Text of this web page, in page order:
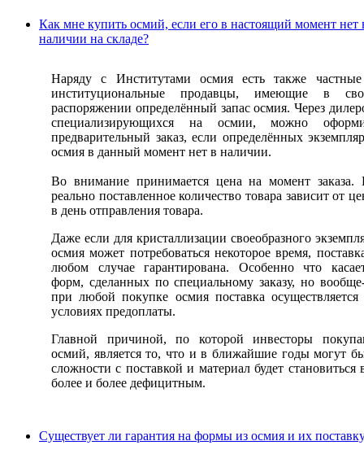
Как мне купить осмий, если его в настоящий момент нет
наличии на складе?
Наряду с Институтами осмия есть также
институциональные продавцы, имеющие в
распоряжении определённый запас осмия. Через
специализирующихся на осмии, можно
предварительный заказ, если определённых
осмия в данный момент нет в наличии.
Во внимание принимается цена на момент заказа.
реально поставленное количество товара зависит от
в день отправления товара.
Даже если для кристаллизации своеобразного
осмия может потребоваться некоторое время,
любом случае гарантирована. Особенно что
форм, сделанных по специальному заказу, но
при любой покупке осмия поставка осуществляется
условиях предоплаты.
Главной причиной, по которой инвесторы
осмий, является то, что и в ближайшие годы могут
сложности с поставкой и материал будет становиться
более и более дефицитным.
Существует ли гарантия на формы из осмия и их